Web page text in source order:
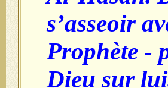
s’asseoir
Prophète -
Dieu sur